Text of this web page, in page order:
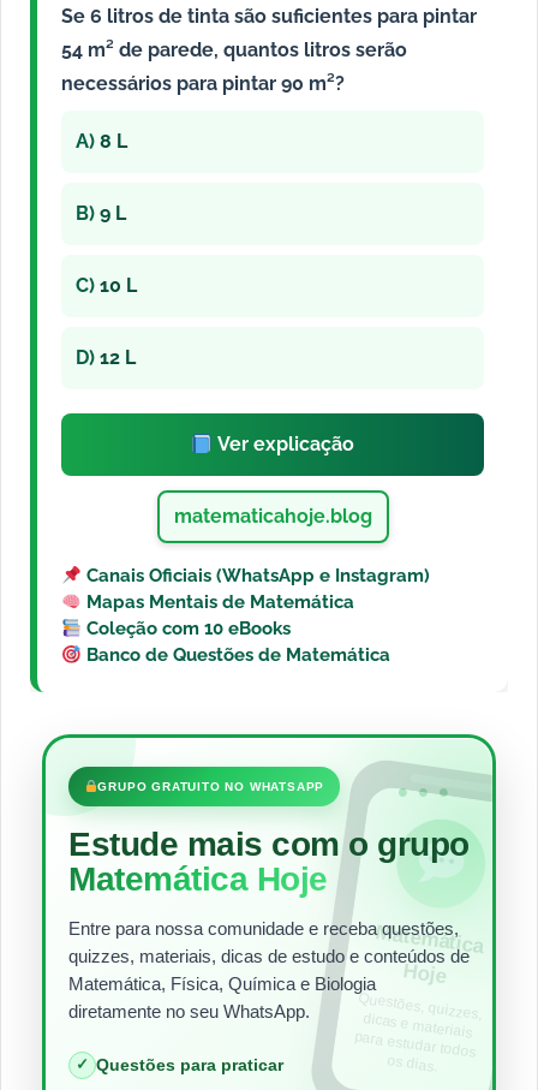
Se 6 litros de tinta são suficientes para pintar
54 m² de parede, quantos litros serão
necessários para pintar 90 m²?
A) 8 L
B) 9 L
C) 10 L
D) 12 L
Ver explicação
matematicahoje.blog
Canais Oficiais (WhatsApp e Instagram)
Mapas Mentais de Matemática
Coleção com 10 eBooks
Banco de Questões de Matemática
•••
GRUPO GRATUITO NO WHATSAPP
Estude mais com o grupo
Matemática Hoje
Entre para nossa comunidade e receba questões,
quizzes, materiais, dicas de estudo e conteúdos de
Matemática, Física, Química e Biologia
diretamente no seu WhatsApp.
✓ Questões para praticar
Matem
ática
Hoje
Questões, quizzes,
dicas e materiais
para estudar todos
os dias.